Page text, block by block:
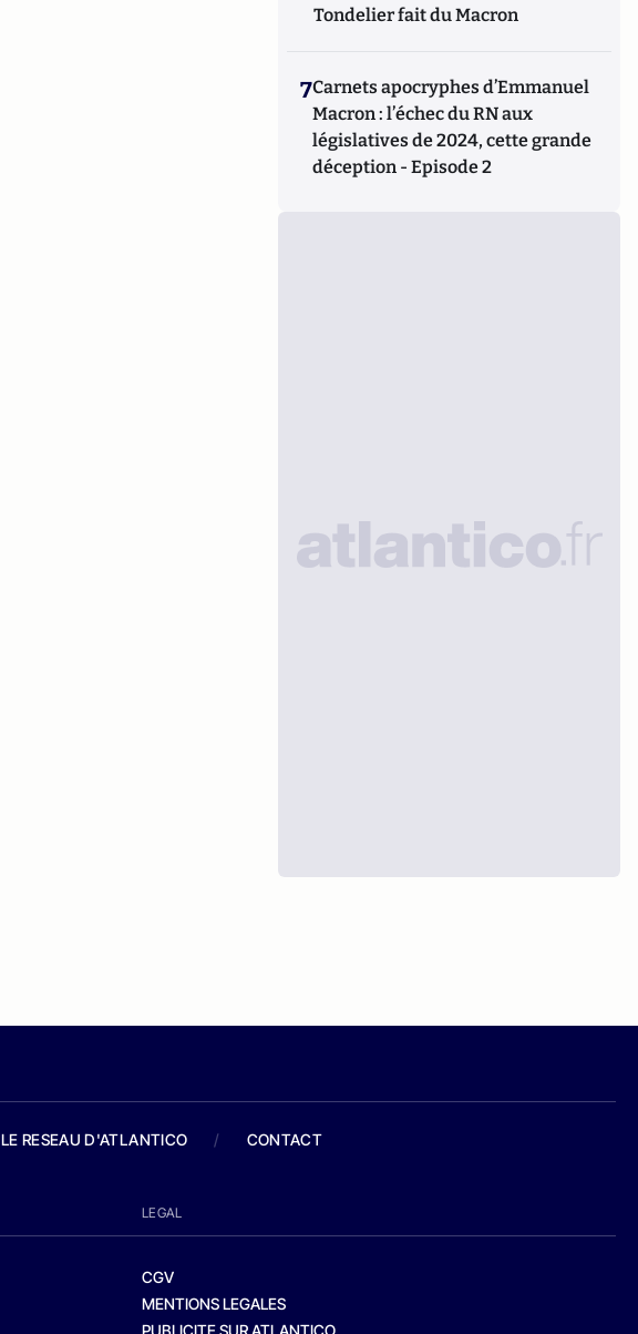
Tondelier fait du Macron
7Carnets apocryphes d’Emmanuel
Macron : l’échec du RN aux
législatives de 2024, cette grande
déception - Episode 2
LE RESEAU D'ATLANTICO / CONTACT
LEGAL
CGV
MENTIONS LEGALES
PUBLICITE SUR ATLANTICO